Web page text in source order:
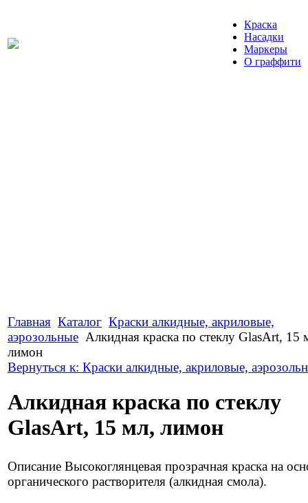
Краска
Насадки
Маркеры
О граффити
Главная Каталог Краски алкидные, акриловые,
аэрозольные Алкидная краска по стеклу GlasArt, 15
лимон
Вернуться к: Краски алкидные, акриловые,
Алкидная краска по стеклу
GlasArt, 15 мл, лимон
Описание Высокоглянцевая прозрачная краска на
органического растворителя (алкидная смола).